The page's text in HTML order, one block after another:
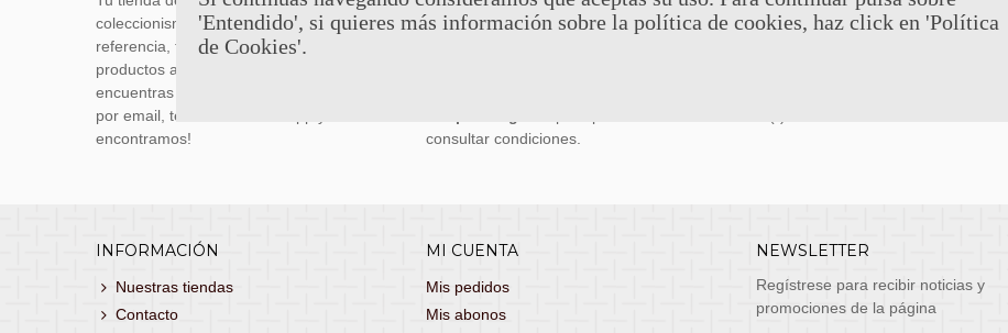
coleccionismo y réplicas históricas de
referencia, tenemos una gran variedad de
productos a los mejores precios. Si no
encuentras lo que buscas, danos un toque
por email, teléfono o Whatsapp y te lo
encontramos!
transportistas, entrega de lunes a viernes no festivos, si
consultar condiciones.
email:
INFORMACIÓN
Nuestras tiendas
Contacto
MI CUENTA
Mis pedidos
Mis abonos
NEWSLETTER
Regístrese para recibir noticias y
promociones de la página
'Entendido', si quieres más información sobre la política de cookies, haz click en 'Política
de Cookies'.